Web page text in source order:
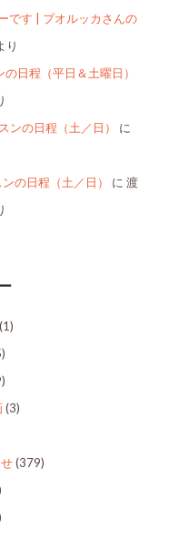
です | プオルッカさんの
り
日程（平日＆土曜日）
ンの日程（土／日）
に
の日程（土／日）
に 渡
(1)
(3)
(379)